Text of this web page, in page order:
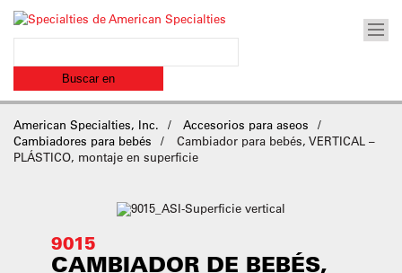
American Specialties, Inc.
Accesorios para aseos
Cambiadores para bebés
Cambiador para bebés, VERTICAL –
PLÁSTICO, montaje en superficie
9015
CAMBIADOR DE BEBÉS,